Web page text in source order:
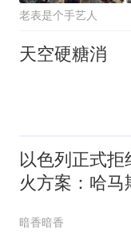
老表是个手艺人
天空硬糖消
以色列正式拒
火方案：哈马
暗香暗香